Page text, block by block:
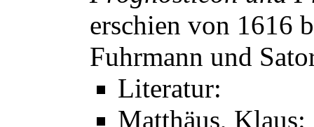
erschien von 1616
Fuhrmann und
Literatur:
Matthäus, Klaus: